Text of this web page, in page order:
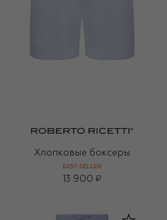
Хлопковые боксеры
BEST-SELLER
13 900 ₽